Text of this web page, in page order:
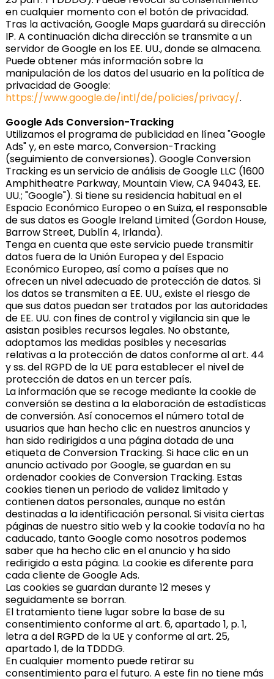
en cualquier momento con el botón de privacidad.
Tras la activación, Google Maps guardará su dirección
IP. A continuación dicha dirección se transmite a un
servidor de Google en los EE. UU., donde se almacena.
Puede obtener más información sobre la
manipulación de los datos del usuario en la política de
privacidad de Google:
https://www.google.de/intl/de/policies/privacy/.
Google Ads Conversion-Tracking
Utilizamos el programa de publicidad en línea "Google
Ads" y, en este marco, Conversion-Tracking
(seguimiento de conversiones). Google Conversion
Tracking es un servicio de análisis de Google LLC (1600
Amphitheatre Parkway, Mountain View, CA 94043, EE.
UU.; "Google"). Si tiene su residencia habitual en el
Espacio Económico Europeo o en Suiza, el responsable
de sus datos es Google Ireland Limited (Gordon House,
Barrow Street, Dublín 4, Irlanda).
Tenga en cuenta que este servicio puede transmitir
datos fuera de la Unión Europea y del Espacio
Económico Europeo, así como a países que no
ofrecen un nivel adecuado de protección de datos. Si
los datos se transmiten a EE. UU., existe el riesgo de
que sus datos puedan ser tratados por las autoridades
de EE. UU. con fines de control y vigilancia sin que le
asistan posibles recursos legales. No obstante,
adoptamos las medidas posibles y necesarias
relativas a la protección de datos conforme al art. 44
y ss. del RGPD de la UE para establecer el nivel de
protección de datos en un tercer país.
La información que se recoge mediante la cookie de
conversión se destina a la elaboración de estadísticas
de conversión. Así conocemos el número total de
usuarios que han hecho clic en nuestros anuncios y
han sido redirigidos a una página dotada de una
etiqueta de Conversion Tracking. Si hace clic en un
anuncio activado por Google, se guardan en su
ordenador cookies de Conversion Tracking. Estas
cookies tienen un periodo de validez limitado y
contienen datos personales, aunque no están
destinadas a la identificación personal. Si visita ciertas
páginas de nuestro sitio web y la cookie todavía no ha
caducado, tanto Google como nosotros podemos
saber que ha hecho clic en el anuncio y ha sido
redirigido a esta página. La cookie es diferente para
cada cliente de Google Ads.
Las cookies se guardan durante 12 meses y
seguidamente se borran.
El tratamiento tiene lugar sobre la base de su
consentimiento conforme al art. 6, apartado 1, p. 1,
letra a del RGPD de la UE y conforme al art. 25,
apartado 1, de la TDDDG.
En cualquier momento puede retirar su
consentimiento para el futuro. A este fin no tiene más